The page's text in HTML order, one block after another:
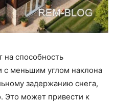
способность
с меньшим углом наклона
задержанию снега,
Это может привести к